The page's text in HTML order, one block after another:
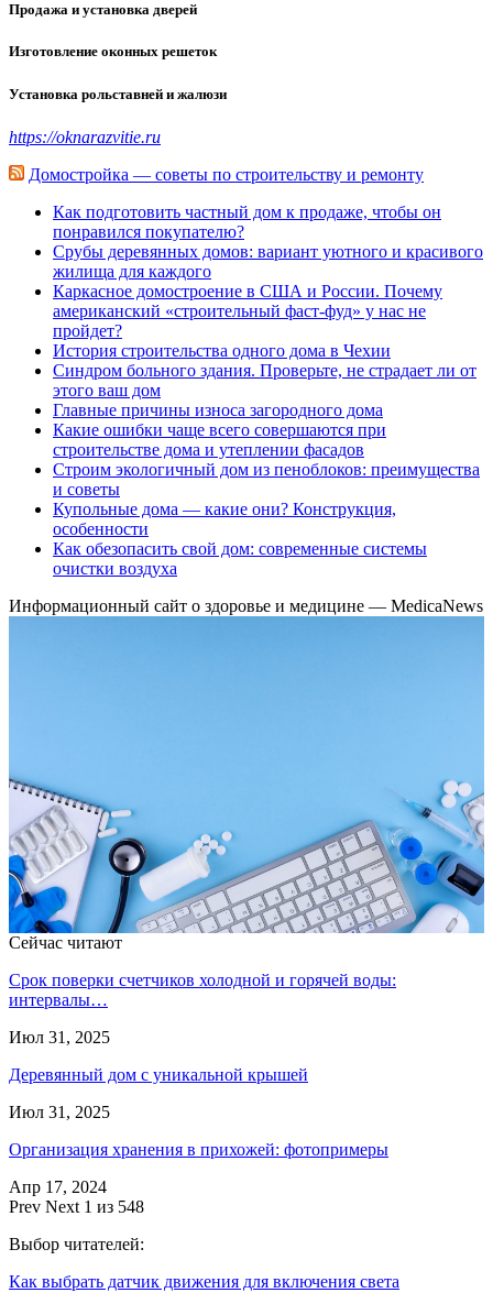
Продажа и установка дверей
Изготовление оконных решеток
Установка рольставней и жалюзи
https://oknarazvitie.ru
Домостройка — советы по строительству и ремонту
Как подготовить частный дом к продаже, чтобы он
понравился покупателю?
Срубы деревянных домов: вариант уютного и красивого
жилища для каждого
Каркасное домостроение в США и России. Почему
американский «строительный фаст-фуд» у нас не
пройдет?
История строительства одного дома в Чехии
Синдром больного здания. Проверьте, не страдает ли от
этого ваш дом
Главные причины износа загородного дома
Какие ошибки чаще всего совершаются при
строительстве дома и утеплении фасадов
Строим экологичный дом из пеноблоков: преимущества
и советы
Купольные дома — какие они? Конструкция,
особенности
Как обезопасить свой дом: современные системы
очистки воздуха
Информационный сайт о здоровье и медицине — MedicaNews
Сейчас читают
Срок поверки счетчиков холодной и горячей воды:
интервалы…
Июл 31, 2025
Деревянный дом с уникальной крышей
Июл 31, 2025
Организация хранения в прихожей: фотопримеры
Апр 17, 2024
Prev Next 1 из 548
Выбор читателей:
Как выбрать датчик движения для включения света